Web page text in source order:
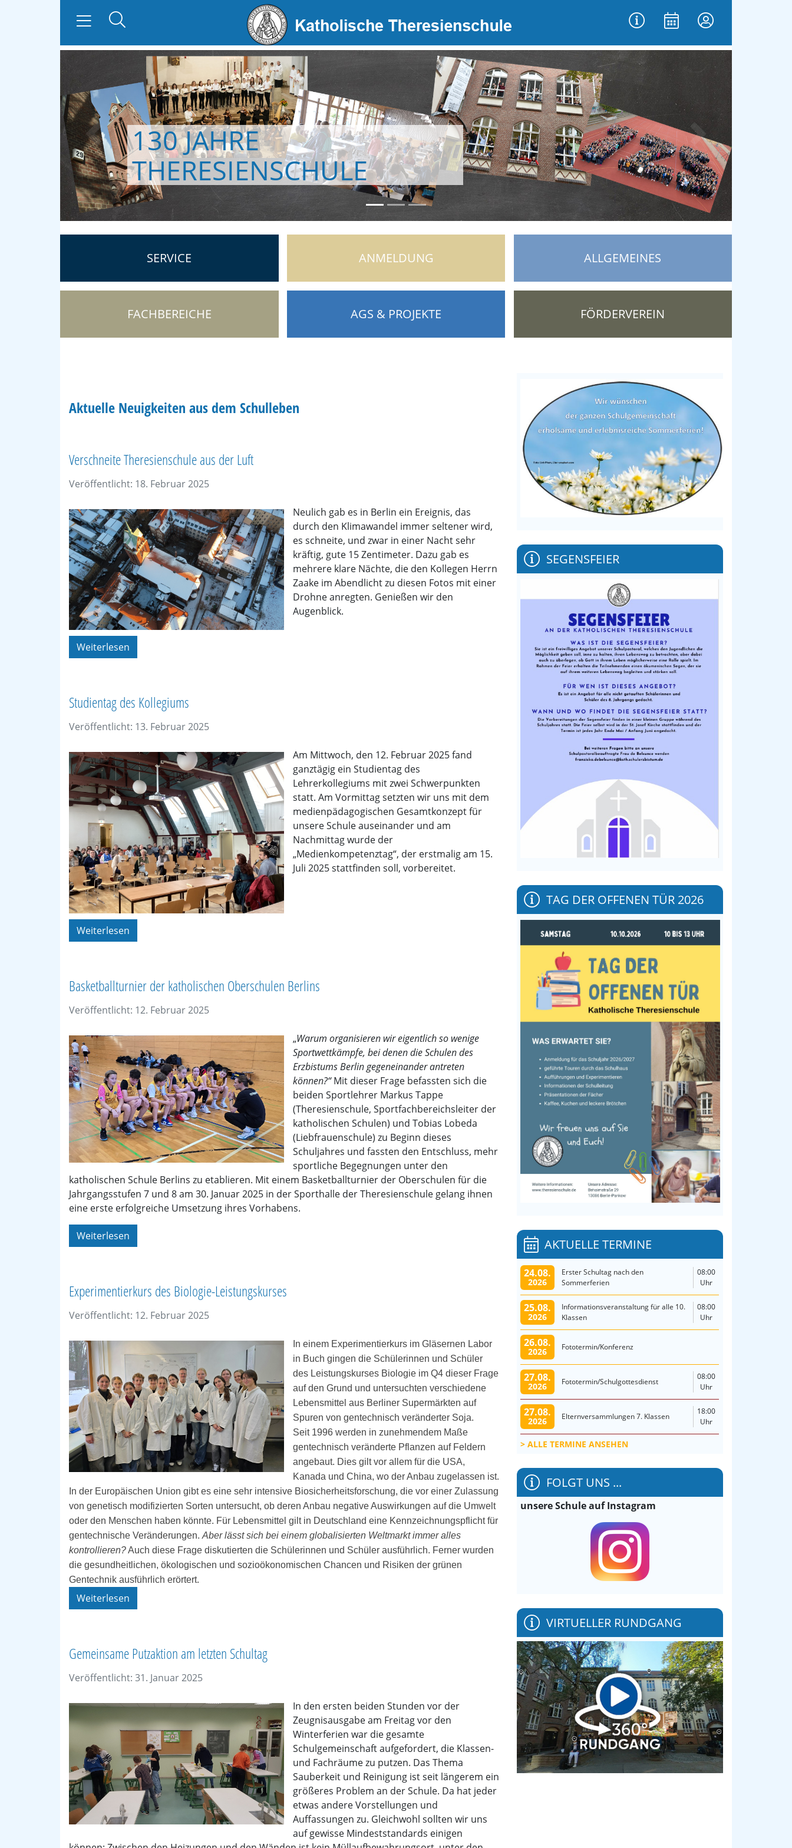
zurück vor
SERVICE ANMELDUNG ALLGEMEINES
FACHBEREICHE AGS & PROJEKTE FÖRDERVEREIN
Aktuelle Neuigkeiten aus dem Schulleben
Verschneite Theresienschule aus der Luft
Veröffentlicht: 18. Februar 2025
Neulich gab es in Berlin ein Ereignis, das
durch den Klimawandel immer seltener wird,
es schneite, und zwar in einer Nacht sehr
kräftig, gute 15 Zentimeter. Dazu gab es
mehrere klare Nächte, die den Kollegen Herrn
Zaake im Abendlicht zu diesen Fotos mit einer
Drohne anregten. Genießen wir den
Augenblick.
Weiterlesen
Studientag des Kollegiums
Veröffentlicht: 13. Februar 2025
Am Mittwoch, den 12. Februar 2025 fand
ganztägig ein Studientag des
Lehrerkollegiums mit zwei Schwerpunkten
statt. Am Vormittag setzten wir uns mit dem
medienpädagogischen Gesamtkonzept für
unsere Schule auseinander und am
Nachmittag wurde der
„Medienkompetenztag“, der erstmalig am 15.
Juli 2025 stattfinden soll, vorbereitet.
Weiterlesen
Basketballturnier der katholischen Oberschulen Berlins
Veröffentlicht: 12. Februar 2025
„Warum organisieren wir eigentlich so wenige
Sportwettkämpfe, bei denen die Schulen des
Erzbistums Berlin gegeneinander antreten
können?“Mit dieser Frage befassten sich die
beiden Sportlehrer Markus Tappe
(Theresienschule, Sportfachbereichsleiter der
katholischen Schulen) und Tobias Lobeda
(Liebfrauenschule) zu Beginn dieses
Schuljahres und fassten den Entschluss, mehr
sportliche Begegnungen unter den
katholischen Schule Berlins zu etablieren. Mit einem Basketballturnier der Oberschulen für die
Jahrgangsstufen 7 und 8 am 30. Januar 2025 in der Sporthalle der Theresienschule gelang ihnen
eine erste erfolgreiche Umsetzung ihres Vorhabens.
Weiterlesen
Experimentierkurs des Biologie-Leistungskurses
Veröffentlicht: 12. Februar 2025
In einem Experimentierkurs im Gläsernen Labor
in Buch gingen die Schülerinnen und Schüler
des Leistungskurses Biologie im Q4 dieser Frage
auf den Grund und untersuchten verschiedene
Lebensmittel aus Berliner Supermärkten auf
Spuren von gentechnisch veränderter Soja.
Seit 1996 werden in zunehmendem Maße
gentechnisch veränderte Pflanzen auf Feldern
angebaut. Dies gilt vor allem für die USA,
Kanada und China, wo der Anbau zugelassen ist.
In der Europäischen Union gibt es eine sehr intensive Biosicherheitsforschung, die vor einer Zulassung
von genetisch modifizierten Sorten untersucht, ob deren Anbau negative Auswirkungen auf die Umwelt
oder den Menschen haben könnte. Für Lebensmittel gilt in Deutschland eine Kennzeichnungspflicht für
gentechnische Veränderungen. Aber lässt sich bei einem globalisierten Weltmarkt immer alles
kontrollieren?Auch diese Frage diskutierten die Schülerinnen und Schüler ausführlich. Ferner wurden
die gesundheitlichen, ökologischen und sozioökonomischen Chancen und Risiken der grünen
Gentechnik ausführlich erörtert.
Weiterlesen
Gemeinsame Putzaktion am letzten Schultag
Veröffentlicht: 31. Januar 2025
In den ersten beiden Stunden vor der
Zeugnisausgabe am Freitag vor den
Winterferien war die gesamte
Schulgemeinschaft aufgefordert, die Klassen-
und Fachräume zu putzen. Das Thema
Sauberkeit und Reinigung ist seit längerem ein
größeres Problem an der Schule. Da hat jeder
etwas andere Vorstellungen und
Auffassungen zu. Gleichwohl sollten wir uns
auf gewisse Mindeststandards einigen
Juniorwahl zur
Bundestagswahl
Religionskurse
Katholischen
Münzen
erzählen
Geschichte(n)
Ehemaliger
Schüler als
Referent im
Geographie-
Teamgeist und
Annalena
SEGENSFEIER
TAG DER OFFENEN TÜR 2026
AKTUELLE TERMINE
24.08.
2026
Erster Schultag nach den
Sommerferien
08:00
Uhr
25.08.
2026
Informationsveranstaltung für alle 10.
Klassen
08:00
Uhr
26.08.
2026 Fototermin/Konferenz
27.08.
2026 Fototermin/Schulgottesdienst
08:00
Uhr
27.08.
2026 Elternversammlungen 7. Klassen
18:00
Uhr
ALLE TERMINE ANSEHEN
FOLGT UNS ...
unsere Schule auf Instagram
VIRTUELLER RUNDGANG